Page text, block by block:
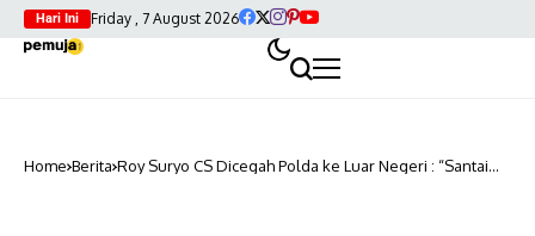
Hari Ini Friday , 7 August 2026
Home Berita Roy Suryo CS Dicegah Polda ke Luar Negeri : “Santai